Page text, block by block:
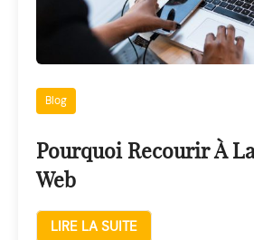
Blog
Pourquoi Recourir À
Web
LIRE LA SUITE